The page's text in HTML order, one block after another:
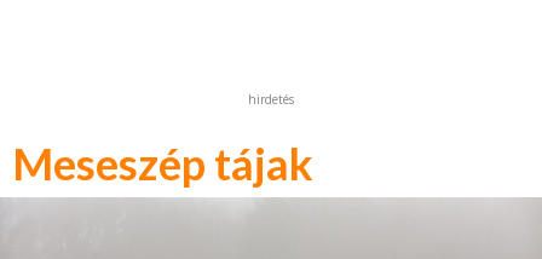
hirdetés
Meseszép tájak